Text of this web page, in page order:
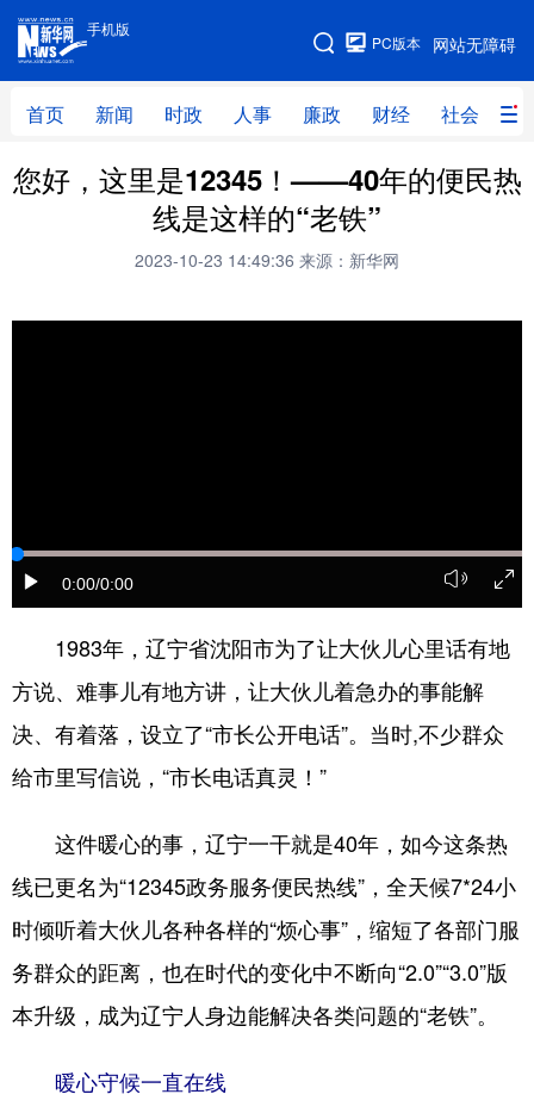
手机版
网站无障碍
PC版本
首页 新闻 时政 人事 廉政 财经 社会 科
手机版
网站地图
首页 新闻 时政 人事
财经 社会
浙江 江西
四川 贵州 云南 西藏
陕西 甘肃 青海
多语种频道
English Español Français عربى
Русский язык 日本語 한국어
Deutsch Português
您好，这里是12345！——40年的便民热
线是这样的“老铁”
2023-10-23 14:49:36 来源：新华网
0:00/0:00
1983年，辽宁省沈阳市为了让大伙儿心里话有地
方说、难事儿有地方讲，让大伙儿着急办的事能解
决、有着落，设立了“市长公开电话”。当时,不少群众
给市里写信说，“市长电话真灵！”
这件暖心的事，辽宁一干就是40年，如今这条热
线已更名为“12345政务服务便民热线”，全天候7*24小
时倾听着大伙儿各种各样的“烦心事”，缩短了各部门服
务群众的距离，也在时代的变化中不断向“2.0”“3.0”版
本升级，成为辽宁人身边能解决各类问题的“老铁”。
暖心守候一直在线